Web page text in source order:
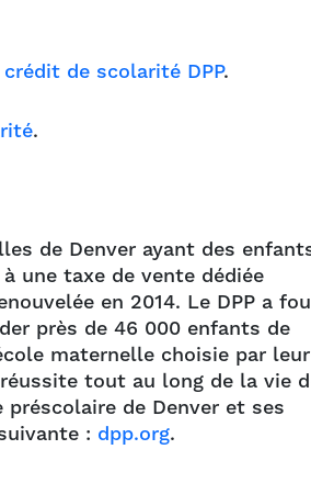
de scolarité DPP.
.
de Denver ayant des
une taxe de vente dédiée
en 2014. Le DPP a
près de 46 000 enfants de
maternelle choisie par leur
tout au long de la vie
de Denver et ses
: dpp.org.